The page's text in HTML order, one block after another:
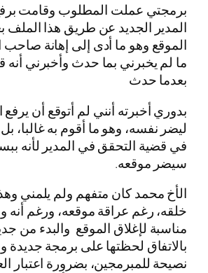
برمجتي عملت المطلوب وقامت
المدير الجديد عن طريق هذا
الموقع وهو ما أدى إلى إهانة
ما لم يخبرني بما حدث وأخبرني أنه
بعدما حدث
بدوري أخبرته أنني لم أتوقع أن
ليضر نفسه، وهو ما أقوم به غالبا،
في قضية التحقق في المدير لأنه
سيضر موقعه.
الأخ محمد كان متفهم ولم يلمني
خلقه، رغم عراقة موقعه، ورغم أنه
مناسبة لإغلاق الموقع والبدء من
بالاتفاق لحظتها على برمجة جديدة
نصيحة للمبرمجين، بضرورة اعتبار